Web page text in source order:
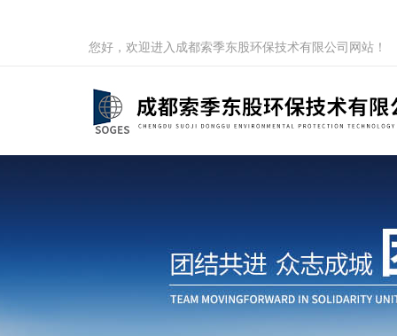
您好，欢迎进入成都索季东股环保技术有限公司网站！